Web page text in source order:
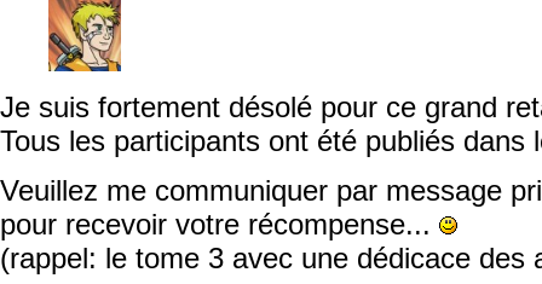
Je suis fortement désolé pour ce grand
Tous les participants ont été publiés
Veuillez me communiquer par message
pour recevoir votre récompense...
(rappel: le tome 3 avec une dédicace des